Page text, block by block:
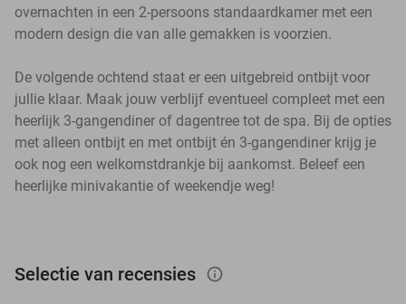
overnachten in een 2-persoons standaardkamer met een
modern design die van alle gemakken is voorzien.
De volgende ochtend staat er een uitgebreid ontbijt voor
jullie klaar. Maak jouw verblijf eventueel compleet met een
heerlijk 3-gangendiner of dagentree tot de spa. Bij de opties
met alleen ontbijt en met ontbijt én 3-gangendiner krijg je
ook nog een welkomstdrankje bij aankomst. Beleef een
heerlijke minivakantie of weekendje weg!
Selectie van recensies info_outlined